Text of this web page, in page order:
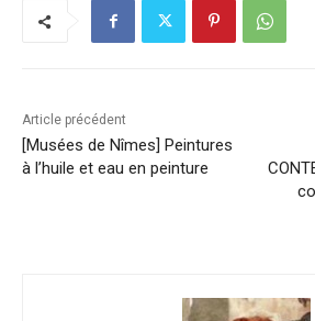
Article précédent
[Musées de Nîmes] Peintures
à l’huile et eau en peinture